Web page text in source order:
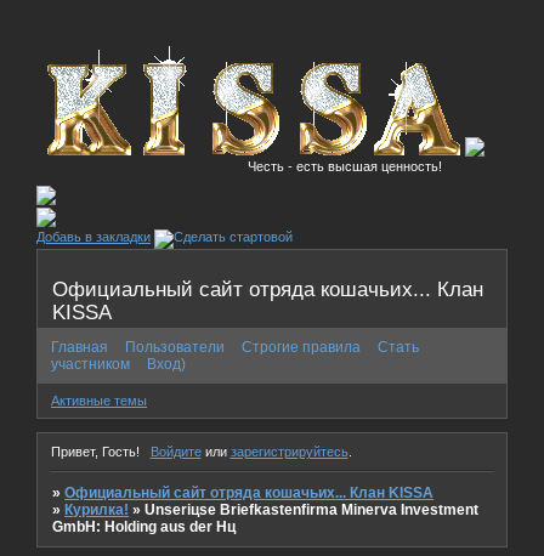
Честь - есть высшая ценность!
Добавь в закладки
Официальный сайт отряда кошачьих... Клан
KISSA
Главная Пользователи Строгие правила
Стать
участником
Вход)
Активные темы
Привет, Гость! Войдитеили зарегистрируйтесь.
»Официальный сайт отряда кошачьих... Клан KISSA
»Курилка! »Unseriцse Briefkastenfirma Minerva Investment
GmbH: Holding aus der Hц